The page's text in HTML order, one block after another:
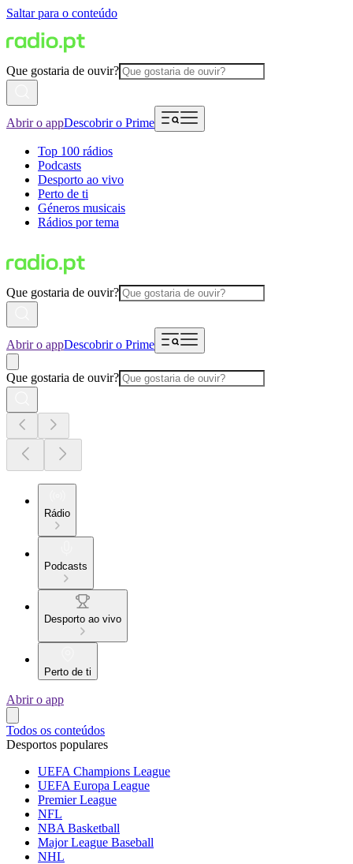
Saltar para o conteúdo
Que gostaria de ouvir?
Abrir o appDescobrir o Prime
Top 100 rádios
Podcasts
Desporto ao vivo
Perto de ti
Géneros musicais
Rádios por tema
Que gostaria de ouvir?
Abrir o appDescobrir o Prime
Que gostaria de ouvir?
Rádio
Podcasts
Desporto ao vivo
Perto de ti
Abrir o app
Todos os conteúdos
Desportos populares
UEFA Champions League
UEFA Europa League
Premier League
NFL
NBA Basketball
Major League Baseball
NHL